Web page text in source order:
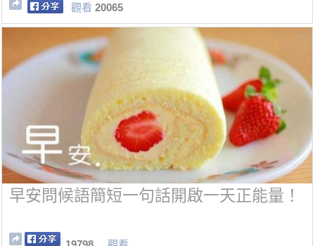
觀看 20065
早安問候語簡短一句話開啟一天正能量！